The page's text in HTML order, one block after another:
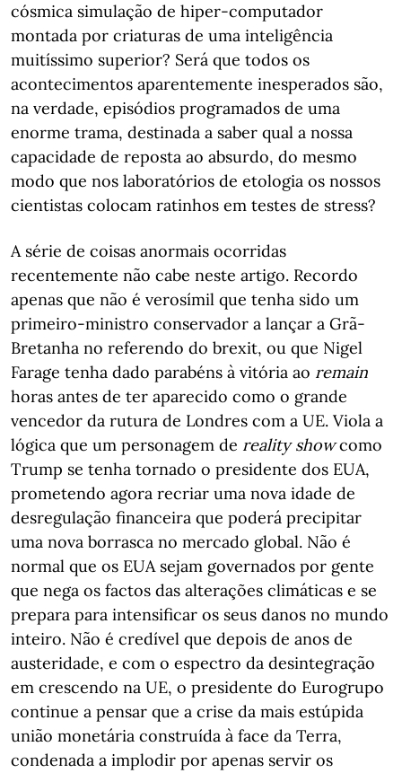
cósmica simulação de hiper-computador
montada por criaturas de uma inteligência
muitíssimo superior? Será que todos os
acontecimentos aparentemente inesperados são,
na verdade, episódios programados de uma
enorme trama, destinada a saber qual a nossa
capacidade de reposta ao absurdo, do mesmo
modo que nos laboratórios de etologia os nossos
cientistas colocam ratinhos em testes de stress?
A série de coisas anormais ocorridas
recentemente não cabe neste artigo. Recordo
apenas que não é verosímil que tenha sido um
primeiro-ministro conservador a lançar a Grã-
Bretanha no referendo do brexit, ou que Nigel
Farage tenha dado parabéns à vitória ao remain
horas antes de ter aparecido como o grande
vencedor da rutura de Londres com a UE. Viola a
lógica que um personagem de reality showcomo
Trump se tenha tornado o presidente dos EUA,
prometendo agora recriar uma nova idade de
desregulação financeira que poderá precipitar
uma nova borrasca no mercado global. Não é
normal que os EUA sejam governados por gente
que nega os factos das alterações climáticas e se
prepara para intensificar os seus danos no mundo
inteiro. Não é credível que depois de anos de
austeridade, e com o espectro da desintegração
em crescendo na UE, o presidente do Eurogrupo
continue a pensar que a crise da mais estúpida
união monetária construída à face da Terra,
condenada a implodir por apenas servir os